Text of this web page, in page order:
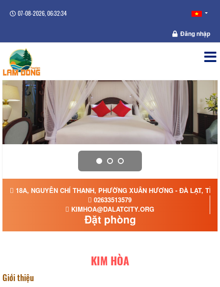
07-08-2026, 06:32:35
Đăng nhập
18A, NGUYỄN CHÍ THANH, PHƯỜNG XUÂN HƯƠNG - ĐÀ LẠT,
02633513579
KIMHOA@DALATCITY.ORG
Đặt phòng
KIM HÒA
Giới thiệu